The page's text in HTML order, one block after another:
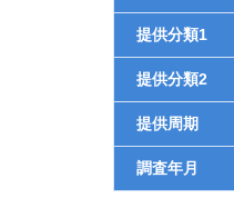
提供分類1
提供分類2
提供周期
調査年月